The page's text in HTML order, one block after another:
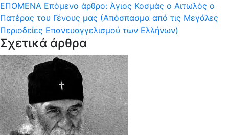
ΕΠΌΜΕΝΑ Επόμενο άρθρο: Άγιος Κοσμάς ο Αιτωλός ο
Πατέρας του Γένους μας (Απόσπασμα από τις Μεγάλες
Περιοδείες Επανευαγγελισμού των Ελλήνων)
Σχετικά άρθρα